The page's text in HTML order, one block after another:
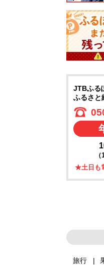
JTBふる
ふるさと
★土日も
旅行